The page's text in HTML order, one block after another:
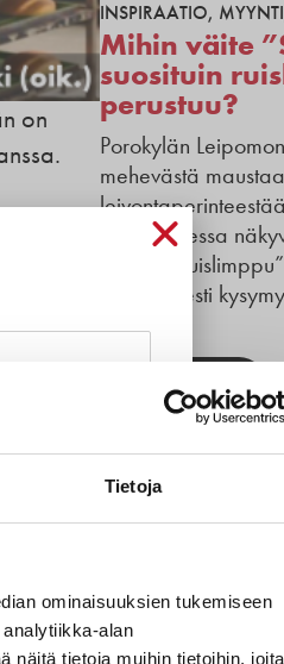
Tietoja
ominaisuuksien tukemiseen
alan
näitä tietoja muihin tietoihin, joita
on
hän
INSPIRAATIO, MYYNTI
Mihin väite
suosituin
perustuu?
Porokylän
mehevästä
pakkauksessa
suosituin
luonnollisesti
perustuu?
Lue lisää